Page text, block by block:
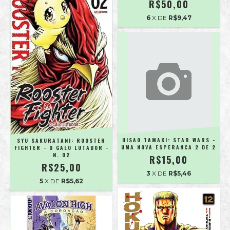
R$50,00
6 X DE R$9,47
SYU SAKURATANI: ROOSTER
FIGHTER - O GALO LUTADOR -
N. 02
R$25,00
5 X DE R$5,62
HISAO TAMAKI: STAR WARS -
UMA NOVA ESPERANCA 2 DE 2
R$15,00
3 X DE R$5,46